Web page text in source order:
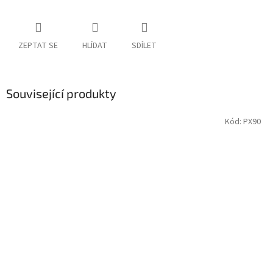
ZEPTAT SE HLÍDAT SDÍLET
Související produkty
Kód: PX90